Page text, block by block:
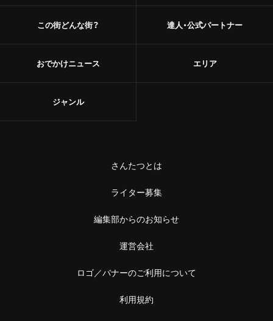
この街どんな街？
おでかけニュース
達人・公式パートナー
エリア
ジャンル
さんたつとは
ライター募集
編集部からのお知らせ
運営会社
ロゴ／バナーのご利用について
利用規約